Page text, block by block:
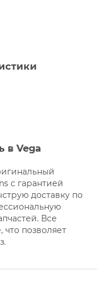
в Vega
с гарантией
доставку по
Все
что позволяет